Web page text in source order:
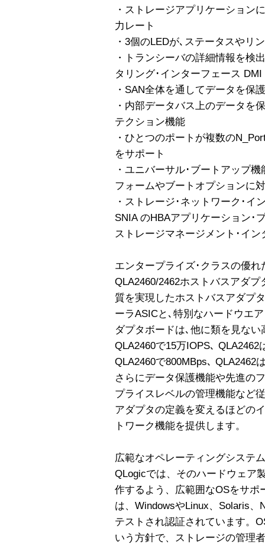
・ストレージアプリケーション
力レート
・3個のLEDが､ステータスやリ
・トランシーバの詳細情報を検
タリング･インターフェース DMI
・SAN全体を通してデータを保
・内部データバス上のデータを
テクション機能
・ひとつのポートが複数の
をサポート
・ユニバーサル･ブートアップ
フォームやブートオプションに
・ストレージ･ネットワーク･イ
SNIA のHBAアプリケーション･
ストレージマネージメント･イ
エンタープライズ･クラスの優れ
QLA2460/2462ホストバスアダ
質を実現したホストバスアダプ
ーラASICと､特別なハードウエ
ダプタボードは､他に類を見な
QLA2460で15万IOPS､
QLA2460で800MBps､ QLA2462
さらにデータ保護機能や先進の
プライスレベルの管理機能など
アダプタの定義を変えるほどの
トワーク機能を提供します。
広範なオペレーティングシステ
QLogicでは、そのハードウェア
作するよう、広範囲なOSをサポ
は、WindowsやLinux、Solaris、
テストされ認証されています。
いう方針で、ストレージの管理